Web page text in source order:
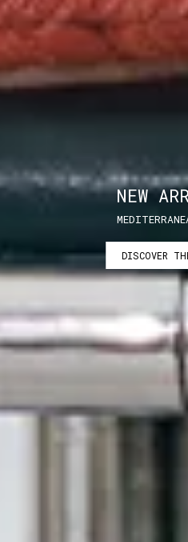
NEW
DISCOVER